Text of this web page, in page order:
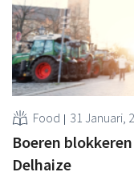
Food 31 Januari,
Boeren
Delhaize